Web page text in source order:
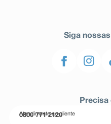
Siga
Precisa
Atendimento ao cliente
0800 771 2120